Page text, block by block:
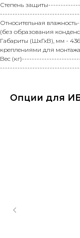
Степень
Относительная
(без образования
Габариты (ШхГхВ), мм -
креплениями для монтажа
Вес
Опции для